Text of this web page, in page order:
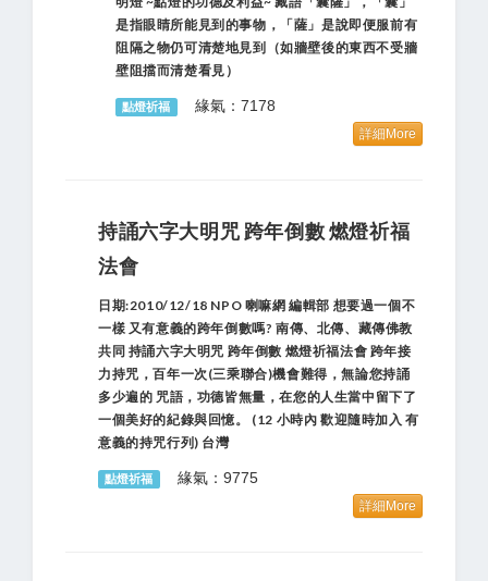
是指眼睛所能見到的事物，「薩」是說即便服前有
阻隔之物仍可清楚地見到（如牆壁後的東西不受牆
壁阻擋而清楚看見）
點燈祈福 緣氣：7178
詳細More
持誦六字大明咒 跨年倒數 燃燈祈福
法會
日期:2010/12/18 NPO 喇嘛網 編輯部 想要過一個不
一樣 又有意義的跨年倒數嗎? 南傳、北傳、藏傳佛教
共同 持誦六字大明咒 跨年倒數 燃燈祈福法會 跨年接
力持咒，百年一次(三乘聯合)機會難得，無論您持誦
多少遍的 咒語，功德皆無量，在您的人生當中留下了
一個美好的紀錄與回憶。 (12 小時內 歡迎隨時加入 有
意義的持咒行列) 台灣
點燈祈福 緣氣：9775
詳細More